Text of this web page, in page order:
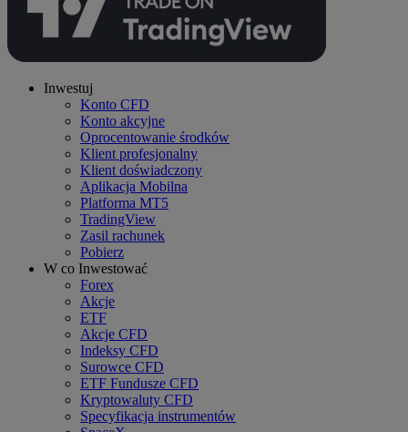
Inwestuj
Konto CFD
Konto akcyjne
Oprocentowanie środków
Klient profesjonalny
Klient doświadczony
Aplikacja Mobilna
Platforma MT5
TradingView
Zasil rachunek
Pobierz
W co Inwestować
Forex
Akcje
ETF
Akcje CFD
Indeksy CFD
Surowce CFD
ETF Fundusze CFD
Kryptowaluty CFD
Specyfikacja instrumentów